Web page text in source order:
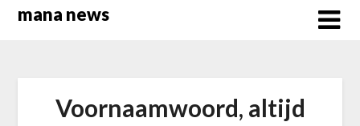
Overslaan
mana news
Voornaamwoord, altijd